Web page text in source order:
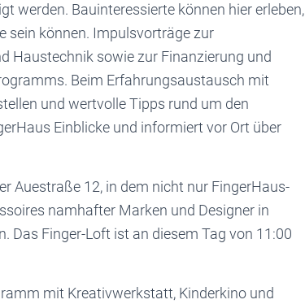
werden. Bauinteressierte können hier erleben,
sein können. Impulsvorträge zur
Haustechnik sowie zur Finanzierung und
Beim Erfahrungsaustausch mit
und wertvolle Tipps rund um den
Einblicke und informiert vor Ort über
Auestraße 12, in dem nicht nur FingerHaus-
namhafter Marken und Designer in
Das Finger-Loft ist an diesem Tag von 11:00
mit Kreativwerkstatt, Kinderkino und